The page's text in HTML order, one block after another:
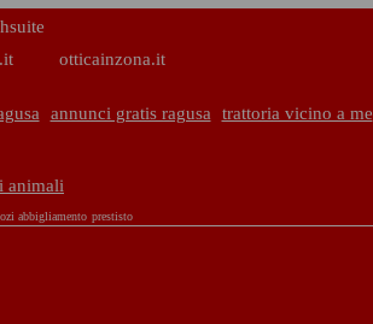
otticainzona.it
annunci gratis ragusa
trattoria vicino a me
animali
abbigliamento prestisto